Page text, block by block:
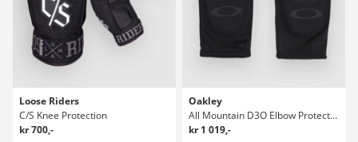
Loose Riders
C/S Knee Protection
kr 700,-
Oakley
All Mountain D3O Elbow Protection
kr 1 019,-